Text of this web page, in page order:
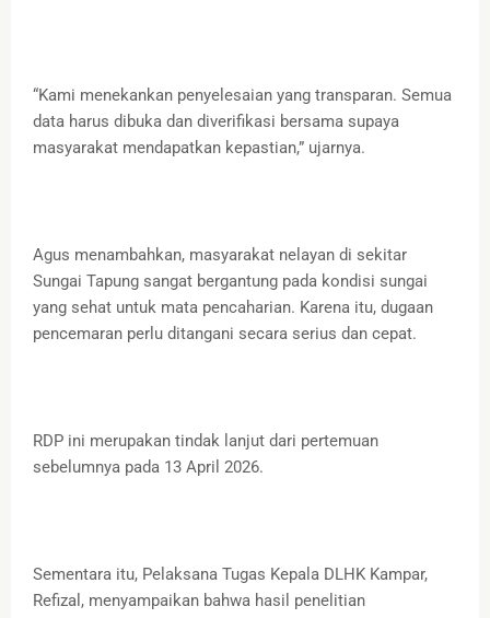
“Kami menekankan penyelesaian yang transparan. Semua
data harus dibuka dan diverifikasi bersama supaya
masyarakat mendapatkan kepastian,” ujarnya.
Agus menambahkan, masyarakat nelayan di sekitar
Sungai Tapung sangat bergantung pada kondisi sungai
yang sehat untuk mata pencaharian. Karena itu, dugaan
pencemaran perlu ditangani secara serius dan cepat.
RDP ini merupakan tindak lanjut dari pertemuan
sebelumnya pada 13 April 2026.
Sementara itu, Pelaksana Tugas Kepala DLHK Kampar,
Refizal, menyampaikan bahwa hasil penelitian